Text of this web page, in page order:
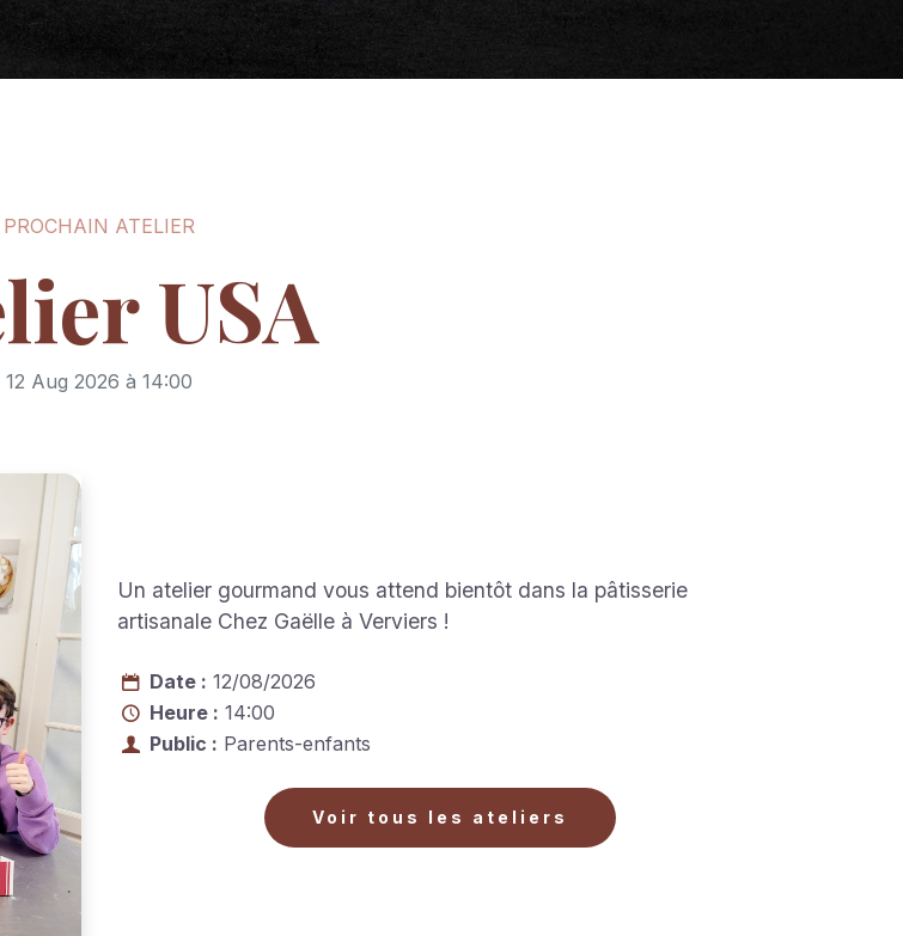
PROCHAIN ATELIER
USA
12 Aug 2026 à 14:00
Un atelier gourmand vous attend bientôt dans la pâtisserie
artisanale Chez Gaëlle à Verviers !
Date : 12/08/2026
Heure : 14:00
Public : Parents-enfants
Voir tous les ateliers